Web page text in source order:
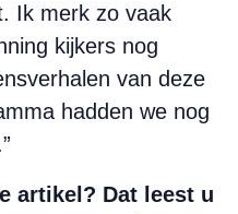
Ik merk zo vaak
kijkers nog
van deze
hadden we nog
artikel? Dat leest u